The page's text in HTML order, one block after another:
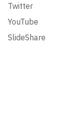
Twitter
YouTube
SlideShare